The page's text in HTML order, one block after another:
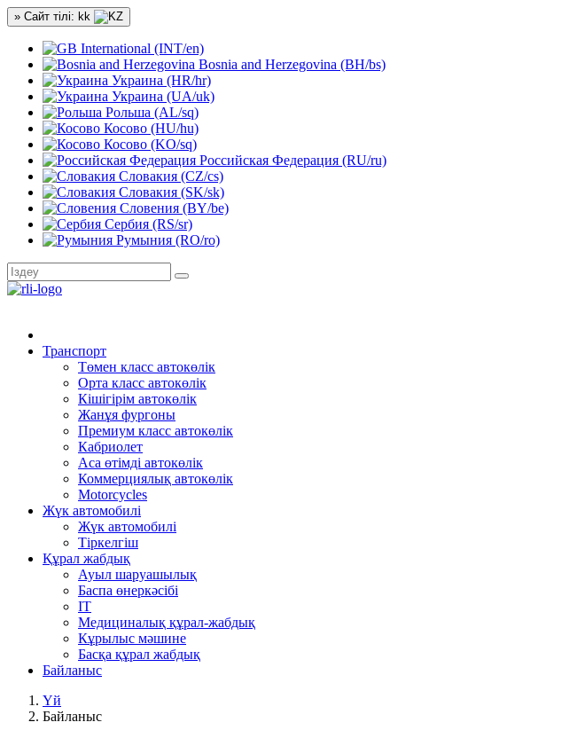
» Сайт тілі: kk
International (INT/en)
Bosnia and Herzegovina (BH/bs)
Украина (HR/hr)
Украина (UA/uk)
Рольша (AL/sq)
Косово (HU/hu)
Косово (KO/sq)
Российская Федерация (RU/ru)
Словакия (CZ/cs)
Словакия (SK/sk)
Словения (BY/be)
Сербия (RS/sr)
Румыния (RO/ro)
Транспорт
Төмен класс автокөлік
Орта класс автокөлік
Кішігірім автокөлік
Жанұя фургоны
Премиум класс автокөлік
Кабриолет
Аса өтімді автокөлік
Коммерциялық автокөлік
Motorcycles
Жүк автомобилі
Жүк автомобилі
Тіркелгіш
Құрал жабдық
Ауыл шаруашылық
Баспа өнеркәсібі
IT
Медициналық құрал-жабдық
Кұрылыс мәшине
Басқа құрал жабдық
Байланыс
Үй
Байланыс